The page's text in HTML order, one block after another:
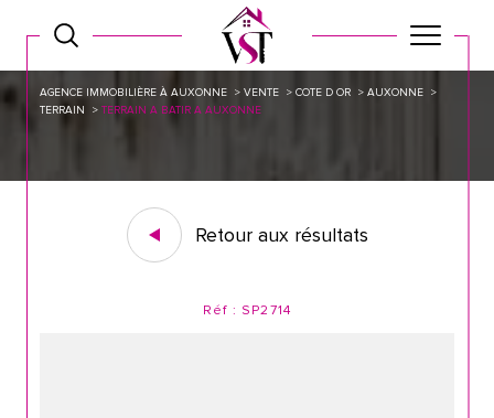
AGENCE IMMOBILIÈRE À AUXONNE VENTE COTE D OR
AUXONNE
TERRAIN
TERRAIN A BATIR A AUXONNE
Retour aux résultats
Réf : SP2714